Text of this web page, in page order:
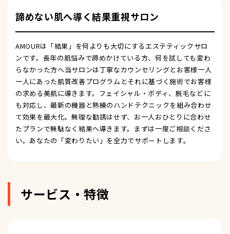
諦めない肌へ導く結果重視サロン
AMOURは「結果」を何よりも大切にするエステティックサロ
ンです。長年の肌悩みで諦めかけている方、何を試しても変わ
らなかった方へ当サロンは丁寧なカウンセリングとお客様一人
一人にあった肌質改善プログラムとそれに基づく施術でお客様
の求める美肌に導きます。フェイシャル・ボディ、脱毛などに
も対応し、最新の機器と熟練のハンドテクニックを組み合わせ
て効果を最大化。無理な勧誘はせず、お一人おひとりに合わせ
たプランで無駄なく結果へ導きます。まずは一度ご相談くださ
い。あなたの「変わりたい」を全力でサポートします。
サービス・特徴